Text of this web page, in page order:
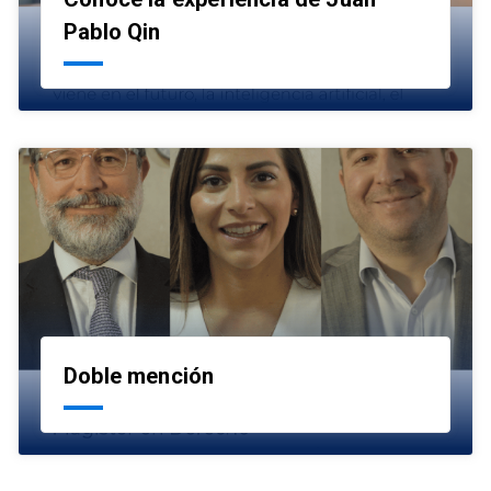
Pablo Qin
Doble mención